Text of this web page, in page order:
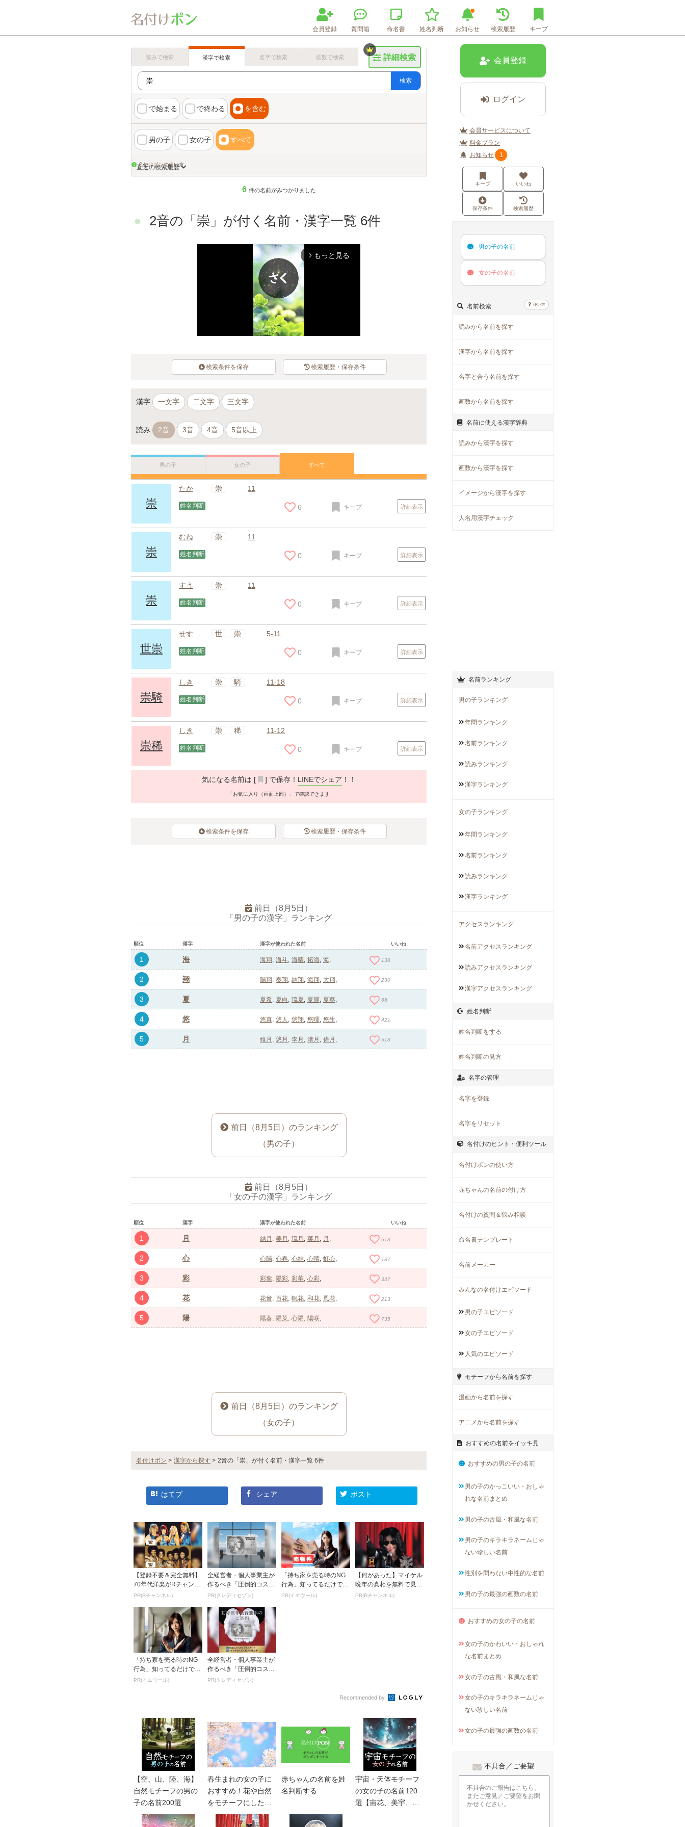
会員登録 質問箱 命名書 姓名判断 お知らせ 検索履歴 キープ
詳細検索
読みで検索 漢字で検索 名字で検索 画数で検索
検索
で始まる で終わる を含む
男の子 女の子 すべて
画数検索のヒント
名付けポンの使い方
直近の検索履歴
6 件の名前がみつかりました
2音の「崇」が付く名前・漢字一覧 6件
arrow_forward_ios もっと見る
Mute
検索条件を保存 検索履歴・保存条件
漢字 一文字 二文字 三文字
読み 2音 3音 4音 5音以上
男の子 女の子 すべて
崇
たか 崇 11
姓名判断 6 キープ 詳細表示
崇
むね 崇 11
姓名判断 0 キープ 詳細表示
崇
すう 崇 11
姓名判断 0 キープ 詳細表示
世崇
せす 世 崇 5-11
姓名判断 0 キープ 詳細表示
崇騎
しき 崇 騎 11-18
姓名判断 0 キープ 詳細表示
崇稀
しき 崇 稀 11-12
姓名判断 0 キープ 詳細表示
気になる名前は [ ] で保存！ LINEでシェア ！！
「お気に入り（画面上部）」で確認できます
検索条件を保存 検索履歴・保存条件
前日（8月5日）
「男の子の漢字」ランキング
順位 漢字 漢字が使われた名前 いいね
1 海 海翔 海斗 海晴 拓海 海 138
2 翔 陽翔 奏翔 結翔 海翔 大翔 230
3 夏 夏希 夏向 琉夏 夏輝 夏葵 66
4 悠 悠真 悠人 悠翔 悠暉 悠生 421
5 月 維月 悠月 李月 渚月 偉月 618
前日（8月5日）のランキング
（男の子）
前日（8月5日）
「女の子の漢字」ランキング
順位 漢字 漢字が使われた名前 いいね
1 月 結月 美月 琉月 菜月 月 618
2 心 心陽 心春 心結 心晴 虹心 187
3 彩 彩葉 陽彩 彩華 心彩 347
4 花 花音 百花 帆花 和花 風花 213
5 陽 陽葵 陽菜 心陽 陽咲 735
前日（8月5日）のランキング
（女の子）
名付けポン > 漢字から探す > 2音の「崇」が付く名前・漢字一覧 6件
はてブ シェア ポスト
【登録不要＆完全無料】
70年代洋楽がRチャンネ
ルで見放題
PR(Rチャンネル)
全経営者・個人事業主が
作るべき「圧倒的コスパ
のビジネスカード」
PR(クレディセゾン)
「持ち家を売る時のNG
行為」知ってるだけで得
する事とは
PR(イエウール)
【何があった】マイケル
晩年の真相を無料で見る
ならRチャンネル
PR(Rチャンネル)
「持ち家を売る時のNG
行為」知ってるだけで得
する事とは
PR(イエウール)
全経営者・個人事業主が
作るべき「圧倒的コスパ
のビジネスカード」
PR(クレディセゾン)
Recommended by
【空、山、陸、海】
自然モチーフの男の
子の名前200選
春生まれの女の子に
おすすめ！花や自然
をモチーフにしたか
わいい名前211選
赤ちゃんの名前を姓
名判断する
宇宙・天体モチーフ
の女の子の名前120
選【宙花、美宇、紗
会員登録
ログイン
会員サービスについて
料金プラン
お知らせ
1
キープ いいね
保存条件 検索履歴
男の子の名前
女の子の名前
名前検索 使い方
読みから名前を探す
漢字から名前を探す
名字と合う名前を探す
画数から名前を探す
名前に使える漢字辞典
読みから漢字を探す
画数から漢字を探す
イメージから漢字を探す
人名用漢字チェック
名前ランキング
男の子ランキング
年間 ランキング
名前ランキング
読みランキング
漢字ランキング
女の子ランキング
年間 ランキング
名前ランキング
読みランキング
漢字ランキング
アクセスランキング
名前アクセスランキング
読みアクセスランキング
漢字アクセス ランキング
姓名判断
姓名判断をする
姓名判断の見方
名字の管理
名字を登録
名字をリセット
名付けのヒント・便利ツール
名付けポンの使い方
赤ちゃんの名前の付け方
名付けの質問＆悩み相談
命名書テンプレート
名前メーカー
みんなの名付けエピソード
男の子エピソード
女の子エピソード
人気のエピソード
モチーフから名前を探す
漫画から名前を探す
アニメから名前を探す
おすすめの名前をイッキ見
おすすめの男の子の名前
男の子のかっこいい・おしゃ
れな名前まとめ
男の子の古風・和風な名前
男の子のキラキラネームじゃ
ない珍しい名前
性別を問わない中性的な名前
男の子の最強の画数の名前
おすすめの女の子の名前
女の子のかわいい・おしゃれ
な名前まとめ
女の子の古風・和風な名前
女の子のキラキラネームじゃ
ない珍しい名前
女の子の最強の画数の名前
不具合／ご要望